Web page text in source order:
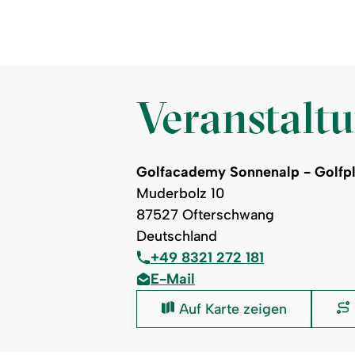
Golfacademy Sonnenalp -
Muderbolz 10
87527 Ofterschwang
Deutschland
+49 8321 272 181
E-Mail
Golfacademy
Auf Karte zeigen